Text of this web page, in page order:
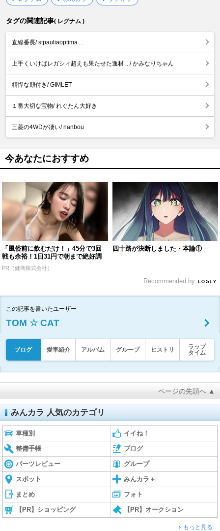
タグの関連記事( レグナム )
直線番長/ stpauliaoptima ...
上手くいけばレガシィ超えも果たせた逸材 .../ かみなりちゃん
精悍な顔付き/ GIMLET
１番大切な宝物/ れぐたん大好き
三菱の4WDが凄い/ nanbou
今あなたにおすすめ
「風俗前に飲むだけ！」45分で3回
戦も余裕！1日31円で朝まで絶好調
PR（健商株式会社）
四十路が決断しました・本論①
Recommended by
この記事を書いたユーザー
TOM ☆ CAT
ブログ 愛車紹介 アルバム グループ ヒストリ
ラップ
タイム
ページの先頭へ ▲
みんカラ 人気のカテゴリ
車種別 イイね！
整備手帳 ブログ
パーツレビュー グループ
スポット みんカラ＋
まとめ フォト
【PR】ショッピング 【PR】オークション
もっと見る